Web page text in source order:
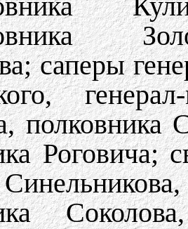
саперы
полковника
Роговича;